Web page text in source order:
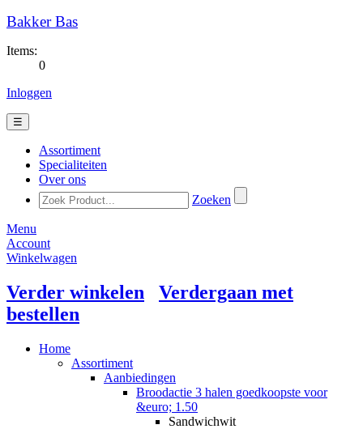
Bakker Bas
Items:
0
Inloggen
☰
Assortiment
Specialiteiten
Over ons
Zoeken
Menu
Account
Winkelwagen
Verder winkelen
Verdergaan met
bestellen
Home
Assortiment
Aanbiedingen
Broodactie 3 halen goedkoopste voor
&euro; 1.50
Sandwichwit